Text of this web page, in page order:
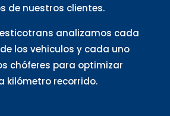
de nuestros clientes.
analizamos cada
los vehiculos y cada uno
chóferes para optimizar
kilómetro recorrido.